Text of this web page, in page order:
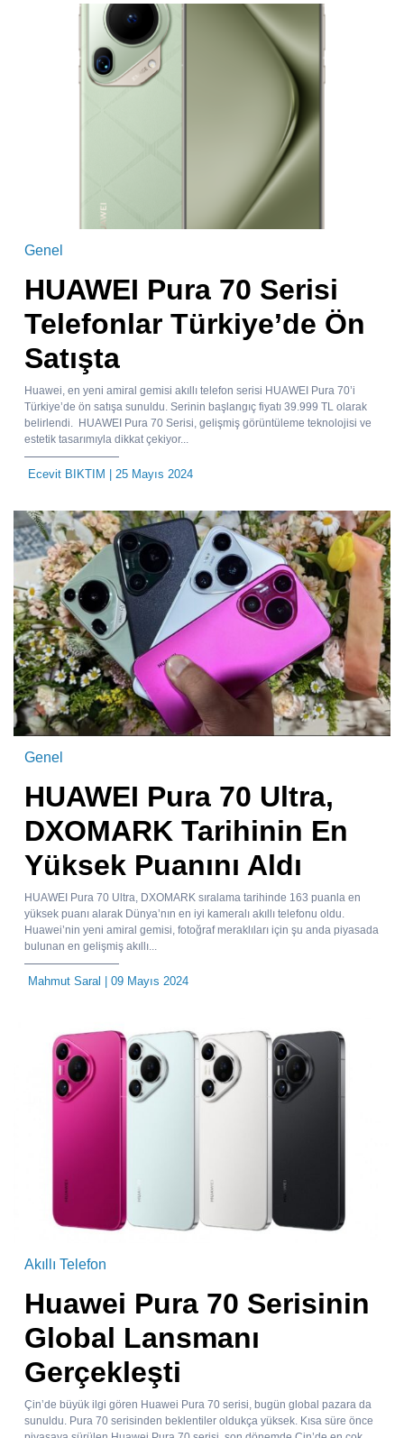
Genel
HUAWEI Pura 70 Serisi
Telefonlar Türkiye’de Ön
Satışta
Huawei, en yeni amiral gemisi akıllı telefon serisi HUAWEI Pura 70’i
Türkiye’de ön satışa sunuldu. Serinin başlangıç fiyatı 39.999 TL olarak
belirlendi. HUAWEI Pura 70 Serisi, gelişmiş görüntüleme teknolojisi ve
estetik tasarımıyla dikkat çekiyor...
Ecevit BIKTIM | 25 Mayıs 2024
Genel
HUAWEI Pura 70 Ultra,
DXOMARK Tarihinin En
Yüksek Puanını Aldı
HUAWEI Pura 70 Ultra, DXOMARK sıralama tarihinde 163 puanla en
yüksek puanı alarak Dünya’nın en iyi kameralı akıllı telefonu oldu.
Huawei’nin yeni amiral gemisi, fotoğraf meraklıları için şu anda piyasada
bulunan en gelişmiş akıllı...
Mahmut Saral | 09 Mayıs 2024
Akıllı Telefon
Huawei Pura 70 Serisinin
Global Lansmanı
Gerçekleşti
Çin’de büyük ilgi gören Huawei Pura 70 serisi, bugün global pazara da
sunuldu. Pura 70 serisinden beklentiler oldukça yüksek. Kısa süre önce